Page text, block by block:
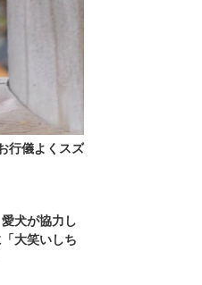
行儀よくスズ
犬が協力し
大笑いしち